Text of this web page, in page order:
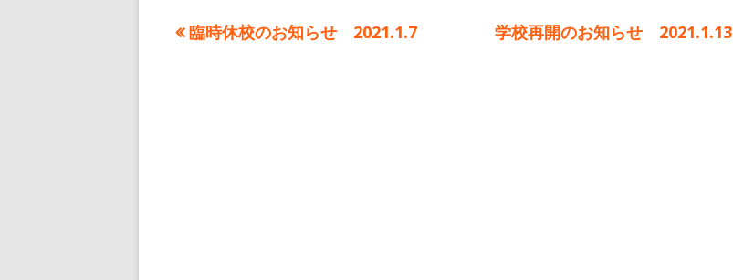
投前
臨時休校のお知らせ 2021.1.7
次
学校再開のお知らせ 2021.1.13